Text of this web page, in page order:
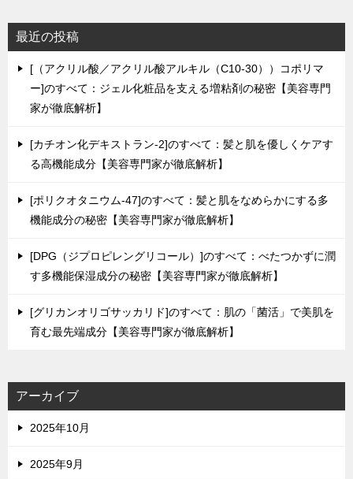
最近の投稿
[（アクリル酸／アクリル酸アルキル（C10-30））コポリマ
ー]のすべて：ジェル化粧品を支える増粘剤の秘密【美容専門
家が徹底解析】
[カチオン化デキストラン-2]のすべて：髪と肌を優しくケアす
る高機能成分【美容専門家が徹底解析】
[ポリクオタニウム-47]のすべて：髪と肌をなめらかにする多
機能成分の秘密【美容専門家が徹底解析】
[DPG（ジプロピレングリコール）]のすべて：べたつかずに潤
す多機能保湿成分の秘密【美容専門家が徹底解析】
[グリカンオリゴサッカリド]のすべて：肌の「菌活」で美肌を
育む最先端成分【美容専門家が徹底解析】
アーカイブ
2025年10月
2025年9月